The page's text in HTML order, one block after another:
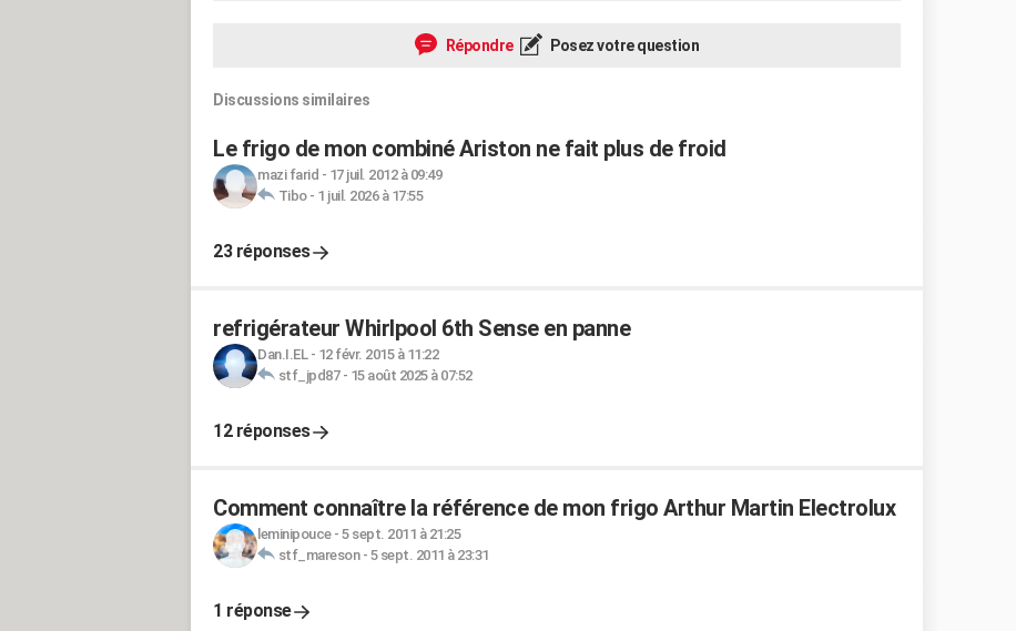
Répondre Posez votre question
Discussions similaires
Le frigo de mon combiné Ariston ne fait plus de froid
mazi farid - 17 juil. 2012 à 09:49
Tibo- 1 juil. 2026 à 17:55
23 réponses
refrigérateur Whirlpool 6th Sense en panne
Dan.I.EL- 12 févr. 2015 à 11:22
stf_jpd87- 15 août 2025 à 07:52
12 réponses
Comment connaître la référence de mon frigo Arthur Martin Electrolux
leminipouce- 5 sept. 2011 à 21:25
stf_mareson- 5 sept. 2011 à 23:31
1 réponse